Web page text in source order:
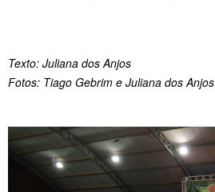
Texto: Juliana dos Anjos
Fotos: Tiago Gebrim e Juliana dos Anjos